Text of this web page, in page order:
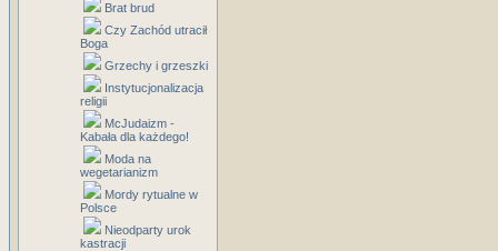
Brat brud
Czy Zachód utracił
Boga
Grzechy i grzeszki
Instytucjonalizacja
religii
McJudaizm -
Kabała dla każdego!
Moda na
wegetarianizm
Mordy rytualne w
Polsce
Nieodparty urok
kastracji